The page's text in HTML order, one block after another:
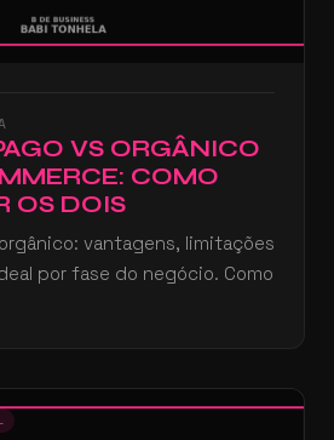
VS ORGÂNICO
COMO
OS DOIS
vantagens, limitações
por fase do negócio. Como